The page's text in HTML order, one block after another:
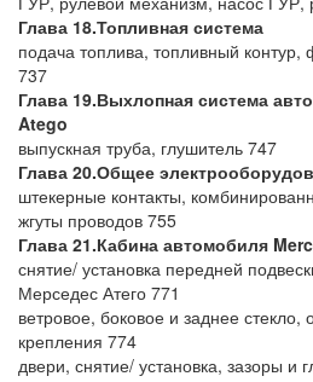
Глава 18.Топливная система
подача топлива, топливный
737
Глава 19.Выхлопная система
Atego
выпускная труба, глушитель 747
Глава 20.Общее
штекерные контакты,
жгуты проводов 755
Глава 21.Кабина автомобиля
снятие/ установка передней
Мерседес Атего 771
ветровое, боковое и заднее
крепления 774
двери, снятие/ установка, зазоры и